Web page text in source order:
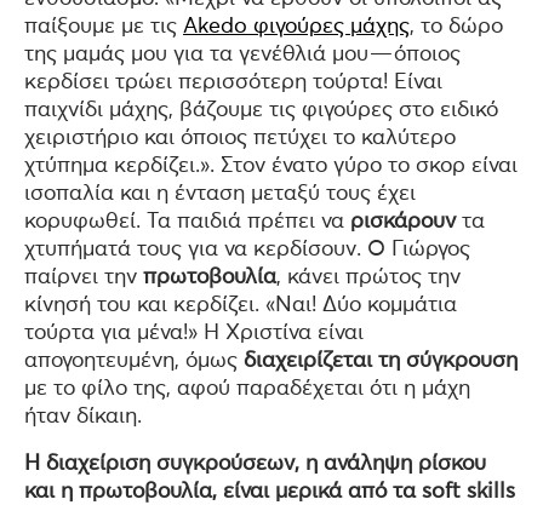
παίξουμε με τις Akedo φιγούρες μάχης, το δώρο
της μαμάς μου για τα γενέθλιά μου — όποιος
κερδίσει τρώει περισσότερη τούρτα! Είναι
παιχνίδι μάχης, βάζουμε τις φιγούρες στο ειδικό
χειριστήριο και όποιος πετύχει το καλύτερο
χτύπημα κερδίζει.». Στον ένατο γύρο το σκορ είναι
ισοπαλία και η ένταση μεταξύ τους έχει
κορυφωθεί. Τα παιδιά πρέπει να ρισκάρουν τα
χτυπήματά τους για να κερδίσουν. Ο Γιώργος
παίρνει την πρωτοβουλία, κάνει πρώτος την
κίνησή του και κερδίζει. «Ναι! Δύο κομμάτια
τούρτα για μένα!» Η Χριστίνα είναι
απογοητευμένη, όμως διαχειρίζεται τη σύγκρουση
με το φίλο της, αφού παραδέχεται ότι η μάχη
ήταν δίκαιη.
Η διαχείριση συγκρούσεων, η ανάληψη ρίσκου
και η πρωτοβουλία, είναι μερικά από τα soft skills